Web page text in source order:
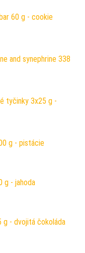
60 g - cookie
and synephrine 338
tyčinky 3x25 g -
g - pistácie
g - jahoda
g - dvojitá čokoláda